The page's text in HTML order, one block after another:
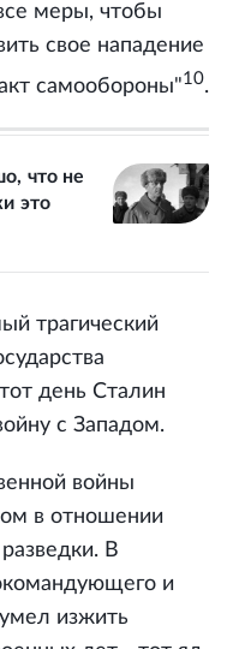
меры, чтобы
свое нападение
самообороны"10.
что не
это
трагический
день Сталин
с Западом.
войны
в отношении
В
и
изжить